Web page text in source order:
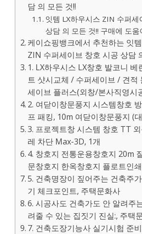
담 의 모든 것!!
잇템 LX하우시스 ZIN 수퍼세
상담 의 모든 것!! 구매에 도움
케이쇼핑뱅크에서 추천하는 잇
ZIN 수퍼세이브 창호 시공 상담
1. LX하우시스 LX창호 발코니 베
트 샷시교체 / 수퍼세이브 / 견적
세이브 플러스(외창/본사직영시
2. 여닫이창문풍지 시스템창호
프 패킹, 10m 여닫이창문풍지 (
3. 프로젝트창 시스템 창호 TT
레 차단 Max-3D, 1개
4. 창호지 전통운용창호지 20m
문창호지 한옥창호지 플로트인
5. 건축명장이 짚어주는 건축주
기 체크포인트, 주택문화사
6. 시공사도 건축가도 안 알려주
려줄 수 있는 집짓기 진실:, 주택
7. 건축도장기능사 실기시험 준